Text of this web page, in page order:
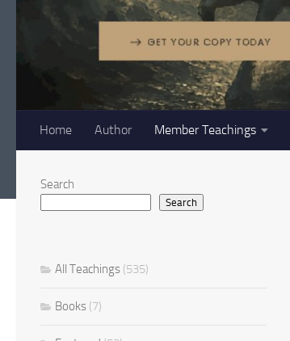
Home Author Member Teachings
Search
Search
All Teachings (535)
Books (7)